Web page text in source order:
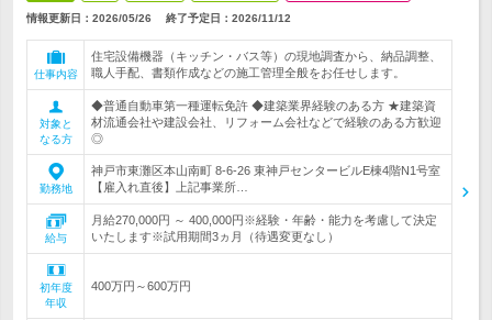
情報更新日：2026/05/26 終了予定日： 2026/11/12
仕事内容
住宅設備機器（キッチン・バス等）の現地調査から、納品調整、
職人手配、書類作成などの施工管理全般をお任せします。
対象と
なる方
◆普通自動車第一種運転免許 ◆建築業界経験のある方 ★建築資
材流通会社や建設会社、リフォーム会社などで経験のある方歓迎
◎
勤務地
神戸市東灘区本山南町 8-6-26 東神戸センタービルE棟4階N1号室
【雇入れ直後】上記事業所…
給与
月給270,000円 ～ 400,000円※経験・年齢・能力を考慮して決定
いたします※試用期間3ヵ月（待遇変更なし）
初年度
年収
400万円～600万円